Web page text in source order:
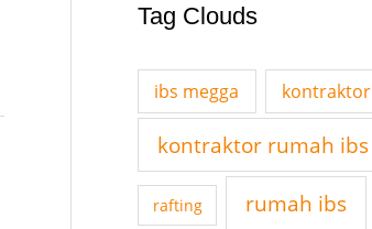
r
c
o
Tag Clouds
ibs megga kontraktor
kontraktor rumah ibs
rafting rumah ibs